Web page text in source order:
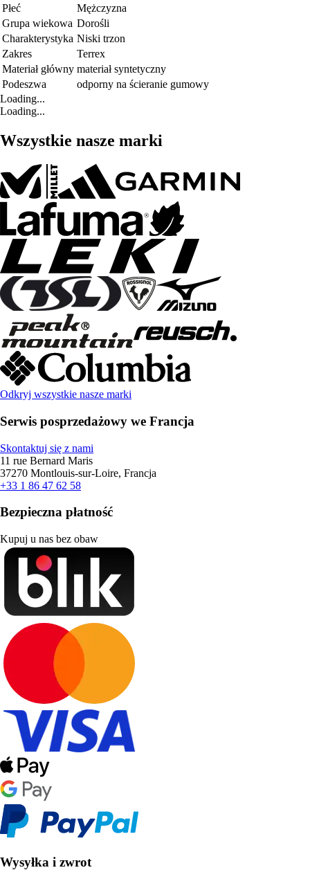
Płeć
Mężczyzna
Grupa wiekowa Dorośli
Charakterystyka Niski trzon
Zakres
Terrex
Materiał główny materiał syntetyczny
Podeszwa
odporny na ścieranie gumowy
Loading...
Loading...
Wszystkie nasze marki
Odkryj wszystkie nasze marki
Serwis posprzedażowy we Francja
Skontaktuj się z nami
11 rue Bernard Maris
37270 Montlouis-sur-Loire, Francja
+33 1 86 47 62 58
Bezpieczna płatność
Kupuj u nas bez obaw
Wysyłka i zwrot